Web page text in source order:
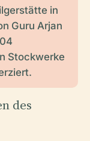
in
Guru Arjan
Stockwerke
des